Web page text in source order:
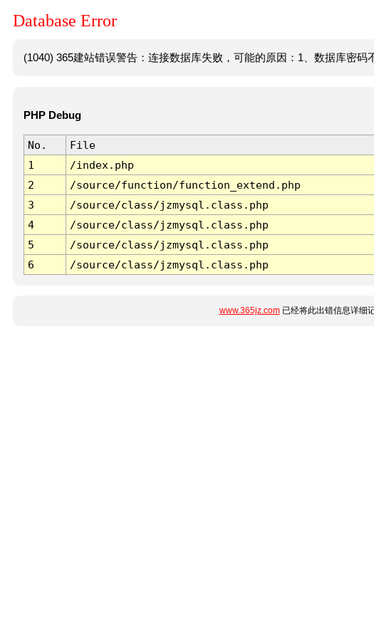
Database Error
(1040) 365建站错误警告：连接数据库失败，可能的原因：1、数据库密码
PHP Debug
No. File
1
/index.php
2
/source/function/function_extend.php
3
/source/class/jzmysql.class.php
4
/source/class/jzmysql.class.php
5
/source/class/jzmysql.class.php
6
/source/class/jzmysql.class.php
www.365jz.com已经将此出错信息详细